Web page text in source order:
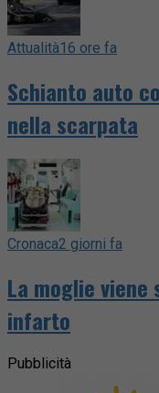
Attualità16 ore fa
Schianto auto
nella scarpata
Cronaca2 giorni fa
La moglie
infarto
Pubblicità